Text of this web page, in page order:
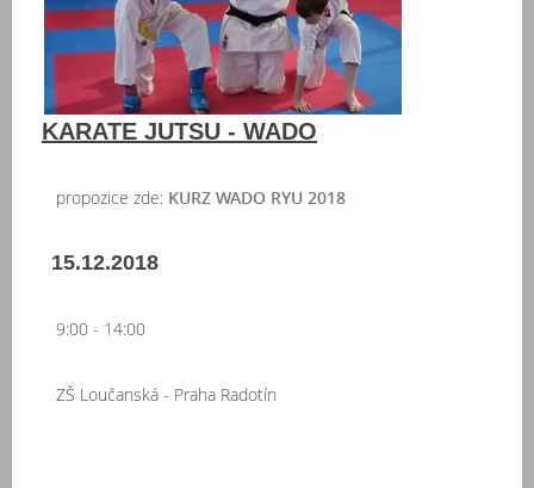
KARATE JUTSU - WADO
propozice zde: KURZ WADO RYU 2018
15.12.2018
9:00 - 14:00
ZŠ Loučanská - Praha Radotín